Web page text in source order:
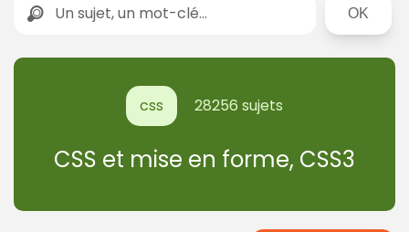
css 28256 sujets
CSS et mise en forme, CSS3